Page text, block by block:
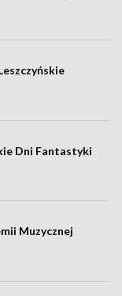
Dni Fantastyki
Muzycznej